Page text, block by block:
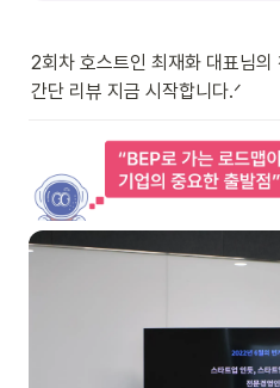
2회차 호스트인 최재화 대표님의
간단 리뷰 지금 시작합니다.ᐟ